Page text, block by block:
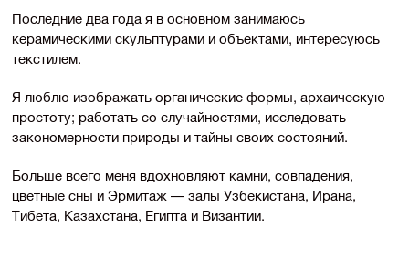
Последние два года я в основном занимаюсь
керамическими скульптурами и объектами, интересуюсь
текстилем.
Я люблю изображать органические формы, архаическую
простоту; работать со случайностями, исследовать
закономерности природы и тайны своих состояний.
Больше всего меня вдохновляют камни, совпадения,
цветные сны и Эрмитаж — залы Узбекистана, Ирана,
Тибета, Казахстана, Египта и Византии.